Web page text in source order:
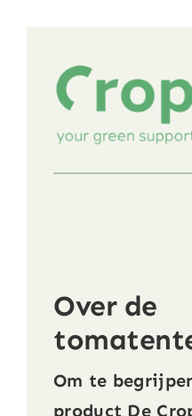
Crop Curv
Over de
Om te
product De